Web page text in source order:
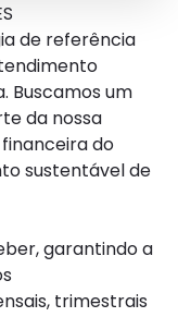
de referência
Buscamos um
da nossa
do
sustentável de
garantindo a
trimestrais